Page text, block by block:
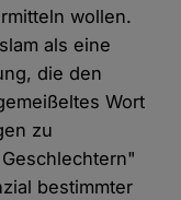
wollen.
als eine
die den
Wort
zu
bestimmter